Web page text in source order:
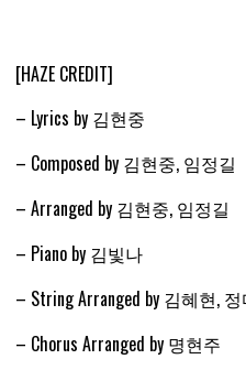
[HAZE CREDIT]
– Lyrics by 김현중
– Composed by 김현중, 임정길
– Arranged by 김현중, 임정길
– Piano by 김빛나
– String Arranged by 김혜현,
– Chorus Arranged by 명현주